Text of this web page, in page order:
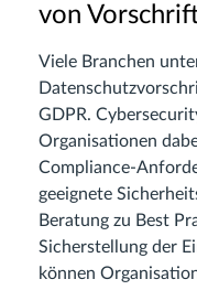
von
Viele Branchen
GDPR.
Organisationen
Compliance-
geeignete
Beratung zu Best
Sicherstellung der
können